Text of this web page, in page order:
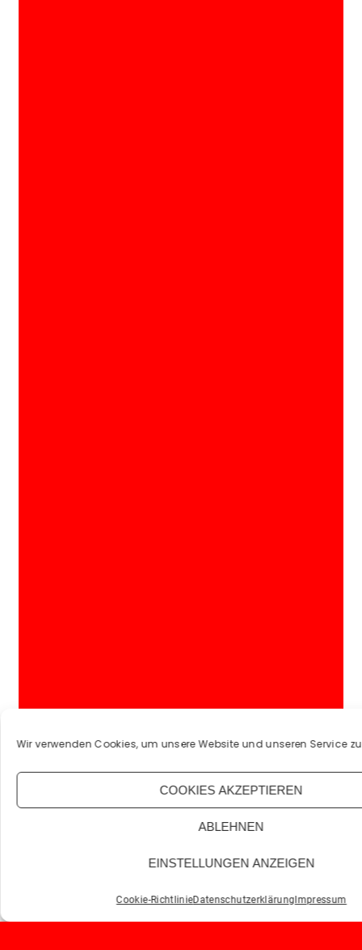
Wir verwenden Cookies, um unsere Website und unseren Service
COOKIES AKZEPTIEREN
ABLEHNEN
EINSTELLUNGEN ANZEIGEN
Cookie-RichtlinieDatenschutzerklärung Impressum